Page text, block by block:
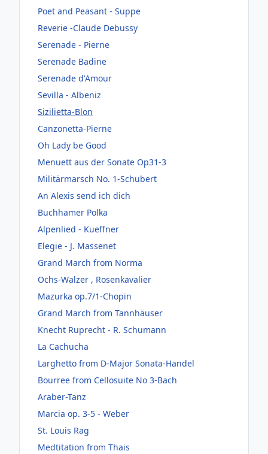
Poet and Peasant - Suppe
Reverie -Claude Debussy
Serenade - Pierne
Serenade Badine
Serenade d'Amour
Sevilla - Albeniz
Sizilietta-Blon
Canzonetta-Pierne
Oh Lady be Good
Menuett aus der Sonate Op31-3
Militärmarsch No. 1-Schubert
An Alexis send ich dich
Buchhamer Polka
Alpenlied - Kueffner
Elegie - J. Massenet
Grand March from Norma
Ochs-Walzer , Rosenkavalier
Mazurka op.7/1-Chopin
Grand March from Tannhäuser
Knecht Ruprecht - R. Schumann
La Cachucha
Larghetto from D-Major Sonata-Handel
Bourree from Cellosuite No 3-Bach
Araber-Tanz
Marcia op. 3-5 - Weber
St. Louis Rag
Medtitation from Thais